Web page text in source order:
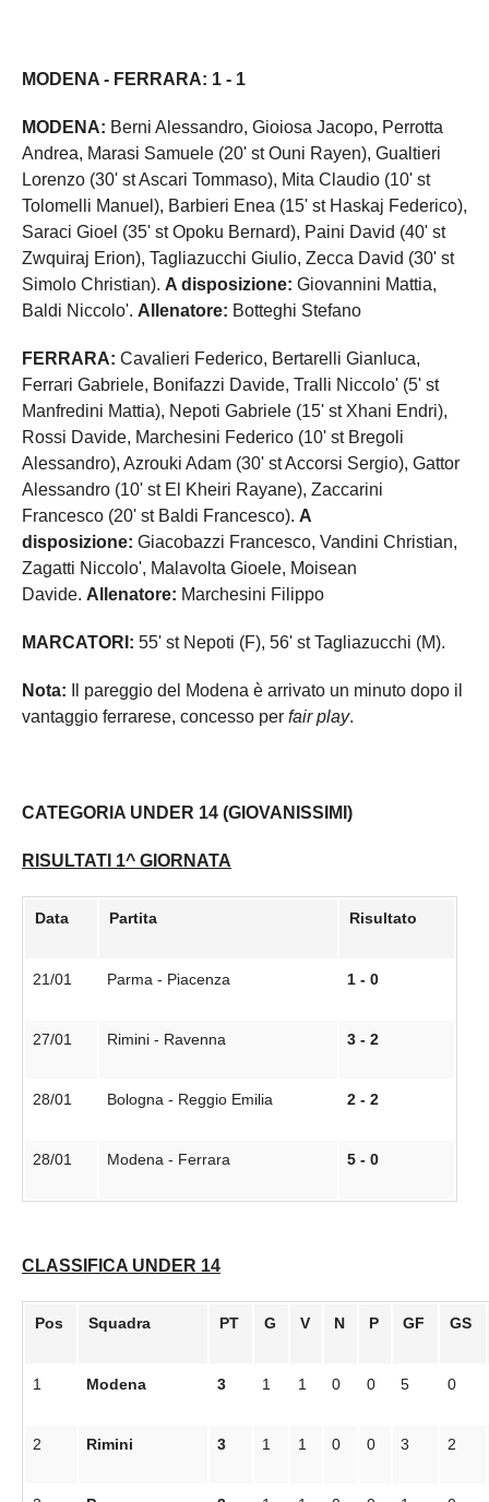
MODENA - FERRARA: 1 - 1
MODENA: Berni Alessandro, Gioiosa Jacopo, Perrotta
Andrea, Marasi Samuele (20' st Ouni Rayen), Gualtieri
Lorenzo (30' st Ascari Tommaso), Mita Claudio (10' st
Tolomelli Manuel), Barbieri Enea (15' st Haskaj Federico),
Saraci Gioel (35' st Opoku Bernard), Paini David (40' st
Zwquiraj Erion), Tagliazucchi Giulio, Zecca David (30' st
Simolo Christian). A disposizione: Giovannini Mattia,
Baldi Niccolo'. Allenatore: Botteghi Stefano
FERRARA: Cavalieri Federico, Bertarelli Gianluca,
Ferrari Gabriele, Bonifazzi Davide, Tralli Niccolo' (5' st
Manfredini Mattia), Nepoti Gabriele (15' st Xhani Endri),
Rossi Davide, Marchesini Federico (10' st Bregoli
Alessandro), Azrouki Adam (30' st Accorsi Sergio), Gattor
Alessandro (10' st El Kheiri Rayane), Zaccarini
Francesco (20' st Baldi Francesco). A
disposizione: Giacobazzi Francesco, Vandini Christian,
Zagatti Niccolo', Malavolta Gioele, Moisean
Davide. Allenatore: Marchesini Filippo
MARCATORI: 55' st Nepoti (F), 56' st Tagliazucchi (M).
Nota: Il pareggio del Modena è arrivato un minuto dopo il
vantaggio ferrarese, concesso per fair play.
CATEGORIA UNDER 14 (GIOVANISSIMI)
RISULTATI 1^ GIORNATA
Data Partita Risultato
21/01 Parma - Piacenza 1 - 0
27/01 Rimini - Ravenna 3 - 2
28/01 Bologna - Reggio Emilia 2 - 2
28/01 Modena - Ferrara 5 - 0
CLASSIFICA UNDER 14
Pos Squadra PT G V N P GF GS
1 Modena 3 1 1 0 0 5 0
2 Rimini 3 1 1 0 0 3 2